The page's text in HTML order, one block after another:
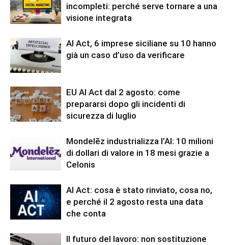
incompleti: perché serve tornare a una
visione integrata
AI Act, 6 imprese siciliane su 10 hanno
già un caso d’uso da verificare
EU AI Act dal 2 agosto: come
prepararsi dopo gli incidenti di
sicurezza di luglio
Mondelēz industrializza l’AI: 10 milioni
di dollari di valore in 18 mesi grazie a
Celonis
AI Act: cosa è stato rinviato, cosa no,
e perché il 2 agosto resta una data
che conta
Il futuro del lavoro: non sostituzione